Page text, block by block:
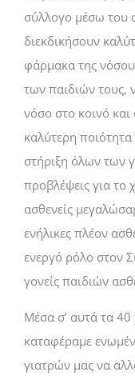
σύλλογο μέσω του
διεκδικήσουν
φάρμακα της
των παιδιών τους,
νόσο στο κοινό και
καλύτερη
στήριξη όλων των
προβλέψεις για το
ασθενείς
ενήλικες πλέον
ενεργό ρόλο στον
γονείς παιδιών
Μέσα σ’ αυτά τα 40
καταφέραμε
γιατρών μας να